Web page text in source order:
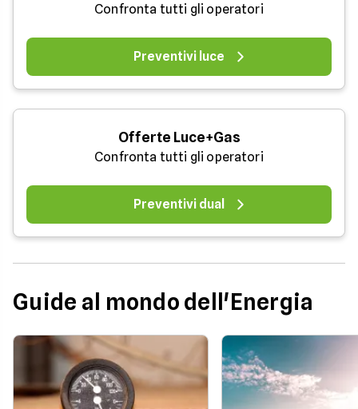
Confronta tutti gli operatori
Preventivi luce
Offerte Luce+Gas
Confronta tutti gli operatori
Preventivi dual
Guide al mondo dell'Energia